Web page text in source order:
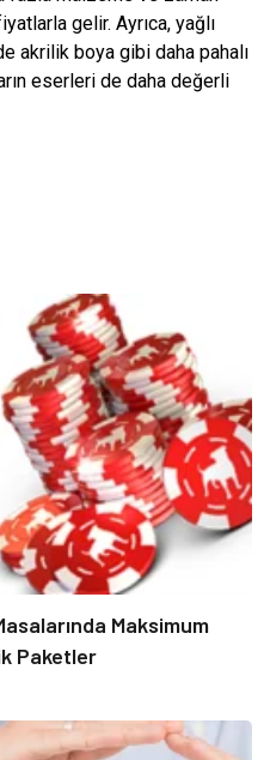
gelir. Ayrıca, yağlı
akrilik boya gibi daha pahalı
eserleri de daha değerli
Maksimum
Paketler